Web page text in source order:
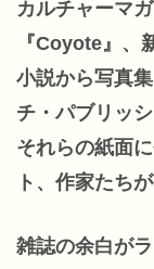
カルチャーマ
『Coyote』、
小説から写真
チ・パブリッシ
それらの紙面
ト、作家たち
雑誌の余白が